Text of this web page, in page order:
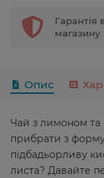
Гарантія
магазину
Опис
Чай з лимоном
прибрати з
підбадьорливу
листа? Давайте